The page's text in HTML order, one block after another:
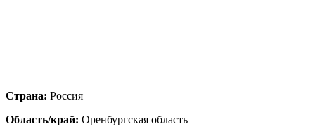
Страна: Россия
Область/край: Оренбургская область